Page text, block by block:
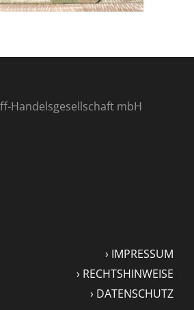
Handelsgesellschaft mbH
› IMPRESSUM
› RECHTSHINWEISE
› DATENSCHUTZ